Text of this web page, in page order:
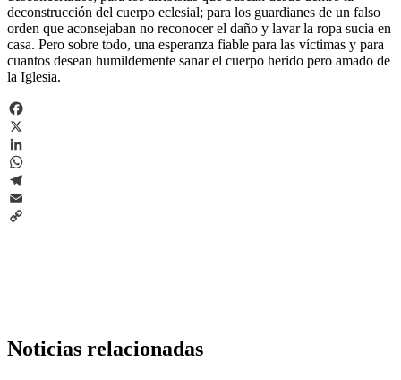
deconstrucción del cuerpo eclesial; para los guardianes de un falso
orden que aconsejaban no reconocer el daño y lavar la ropa sucia en
casa. Pero sobre todo, una esperanza fiable para las víctimas y para
cuantos desean humildemente sanar el cuerpo herido pero amado de
la Iglesia.
Facebook
X
LinkedIn
WhatsApp
Telegram
Email
Noticias relacionadas